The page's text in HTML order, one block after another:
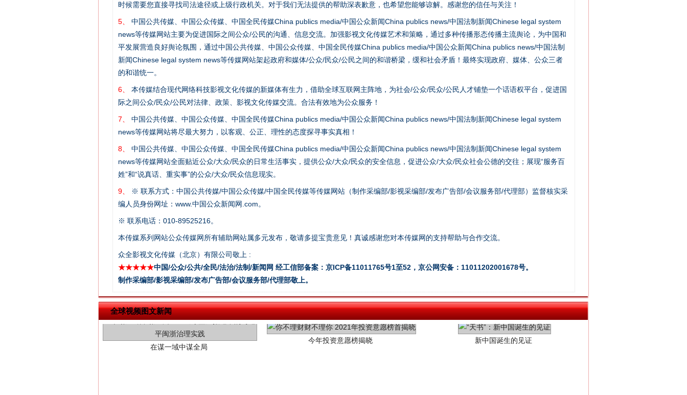
时候需要您直接寻找司法途径或上级行政机关。对于我们无法提供的帮助深表歉意，也希望您能够谅解。感谢您的信任与关注！
5、
中国公共传媒、中国公众传媒、中国全民传媒China publics media/中国公众新闻China publics news/中国法制新闻Chinese legal system
news等传媒网站主要为促进国际之间公众/公民的沟通、信息交流。加强影视文化传媒艺术和策略，通过多种传播形态传播主流舆论，为中国和
平发展营造良好舆论氛围，通过中国公共传媒、中国公众传媒、中国全民传媒China publics media/中国公众新闻China publics news/中国法制
新闻Chinese legal system news等传媒网站架起政府和媒体/公众/民众/公民之间的和谐桥梁，缓和社会矛盾！最终实现政府、媒体、公众三者
的和谐统一。
6、
本传媒结合现代网络科技影视文化传媒的新媒体有生力，借助全球互联网主阵地，为社会/公众/民众/公民人才铺垫一个话语权平台，促进国
际之间公众/民众/公民对法律、政策、影视文化传媒交流。合法有效地为公众服务！
7、
中国公共传媒、中国公众传媒、中国全民传媒China publics media/中国公众新闻China publics news/中国法制新闻Chinese legal system
news等传媒网站将尽最大努力，以客观、公正、理性的态度探寻事实真相！
8、
中国公共传媒、中国公众传媒、中国全民传媒China publics media/中国公众新闻China publics news/中国法制新闻Chinese legal system
news等传媒网站全面贴近公众/大众/民众的日常生活事实，提供公众/大众/民众的安全信息，促进公众/大众/民众社会公德的交往；展现“服务百
姓”和“说真话、重实事”的公众/大众/民众信息现实。
9、
※ 联系方式：中国公共传媒/中国公众传媒/中国全民传媒等传媒网站（制作采编部/影视采编部/发布广告部/会议服务部/代理部）监督核实采
编人员身份网址：www.中国公众新闻网.com。
※ 联系电话：010-89525216。
本传媒系列网站公众传媒网所有辅助网站属多元发布，敬请多提宝贵意见！真诚感谢您对本传媒网的支持帮助与合作交流。
众全影视文化传媒（北京）有限公司敬上 :
★★★★★中国/公众/公共/全民/法治/法制/新闻网 经工信部备案：京ICP备11011765号1至52，京公网安备：11011202001678号。
制作采编部/影视采编部/发布广告部/会议服务部/代理部敬上。
全球视频图文新闻
茶叶“炒上天”
这是一记警钟！ 谢谢有你温暖了四季 法官巧妙执行解纠纷
在谋一域中谋全局